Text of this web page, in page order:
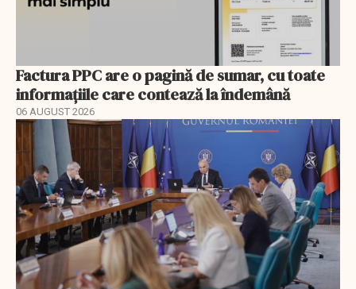
Factura PPC are o pagină de sumar, cu toate
informațiile care contează la îndemână
06 AUGUST 2026